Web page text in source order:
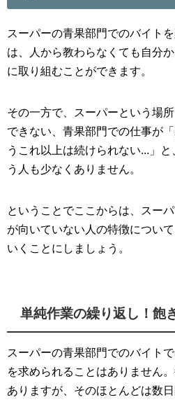
スーパーの青果部門でのバイト
は、人から教わらなくても自分
に取り組むことができます。
その一方で、スーパーという場
できない、青果部門での仕事が
うこれ以上は続けられない...」
う人も少なくありません。
ということでここからは、スー
が向いていない人の特徴につい
いくことにしましょう。
単純作業の繰り返し！飽
スーパーの青果部門でのバイト
を求められることはありません
ありますが、そのほとんどは数